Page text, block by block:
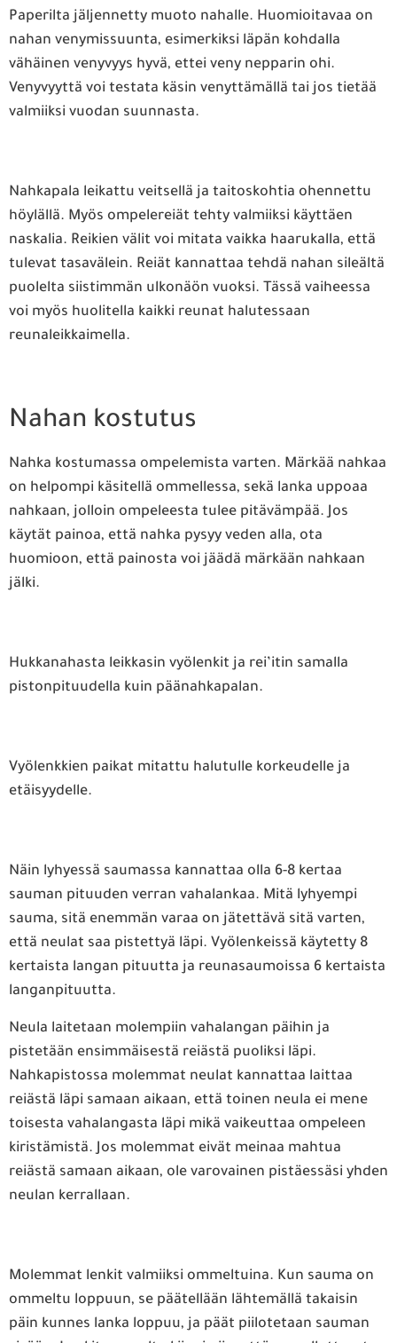
Paperilta jäljennetty muoto nahalle. Huomioitavaa on
nahan venymissuunta, esimerkiksi läpän kohdalla
vähäinen venyvyys hyvä, ettei veny nepparin ohi.
Venyvyyttä voi testata käsin venyttämällä tai jos tietää
valmiiksi vuodan suunnasta.
Nahkapala leikattu veitsellä ja taitoskohtia ohennettu
höylällä. Myös ompelereiät tehty valmiiksi käyttäen
naskalia. Reikien välit voi mitata vaikka haarukalla, että
tulevat tasavälein. Reiät kannattaa tehdä nahan sileältä
puolelta siistimmän ulkonäön vuoksi. Tässä vaiheessa
voi myös huolitella kaikki reunat halutessaan
reunaleikkaimella.
Nahan kostutus
Nahka kostumassa ompelemista varten. Märkää nahkaa
on helpompi käsitellä ommellessa, sekä lanka uppoaa
nahkaan, jolloin ompeleesta tulee pitävämpää. Jos
käytät painoa, että nahka pysyy veden alla, ota
huomioon, että painosta voi jäädä märkään nahkaan
jälki.
Hukkanahasta leikkasin vyölenkit ja rei’itin samalla
pistonpituudella kuin päänahkapalan.
Vyölenkkien paikat mitattu halutulle korkeudelle ja
etäisyydelle.
Näin lyhyessä saumassa kannattaa olla 6-8 kertaa
sauman pituuden verran vahalankaa. Mitä lyhyempi
sauma, sitä enemmän varaa on jätettävä sitä varten,
että neulat saa pistettyä läpi. Vyölenkeissä käytetty 8
kertaista langan pituutta ja reunasaumoissa 6 kertaista
langanpituutta.
Neula laitetaan molempiin vahalangan päihin ja
pistetään ensimmäisestä reiästä puoliksi läpi.
Nahkapistossa molemmat neulat kannattaa laittaa
reiästä läpi samaan aikaan, että toinen neula ei mene
toisesta vahalangasta läpi mikä vaikeuttaa ompeleen
kiristämistä. Jos molemmat eivät meinaa mahtua
reiästä samaan aikaan, ole varovainen pistäessäsi yhden
neulan kerrallaan.
Molemmat lenkit valmiiksi ommeltuina. Kun sauma on
ommeltu loppuun, se päätellään lähtemällä takaisin
päin kunnes lanka loppuu, ja päät piilotetaan sauman